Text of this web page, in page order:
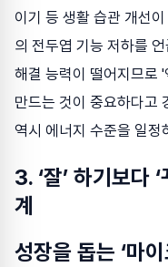
이기 등 생활 습관 개선
의 전두엽 기능 저하를
해결 능력이 떨어지므로
만드는 것이 중요하다고
역시 에너지 수준을 일정
3. ‘잘’ 하기보다
계
성장을 돕는 ‘마